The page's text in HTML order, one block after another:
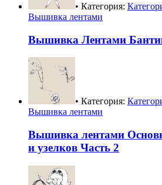
• Категория:
Вышивка лентами
Вышивка Лентами
• Категория:
Вышивка лентами
Вышивка лентами
и узелков Часть 2